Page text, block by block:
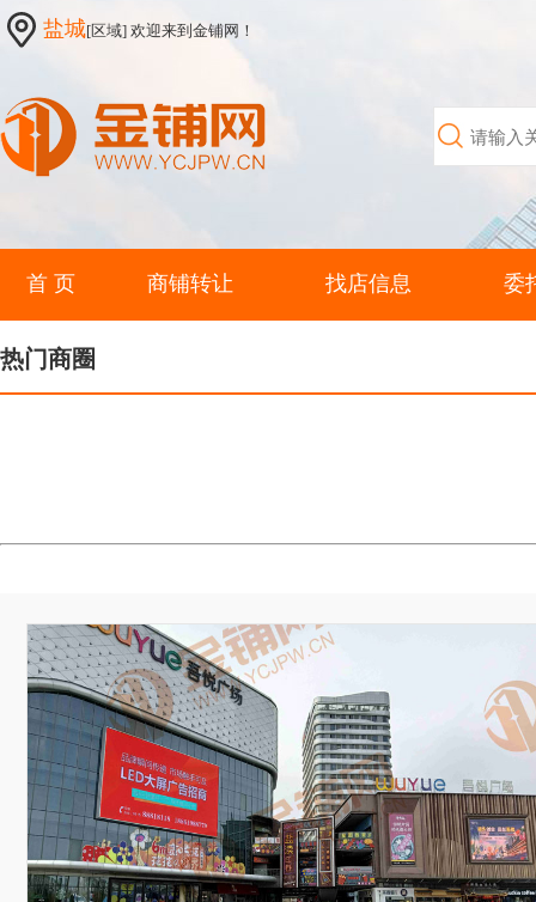
盐城[区域] 欢迎来到金铺网！
首 页 商铺转让 找店信息 委
热门商圈